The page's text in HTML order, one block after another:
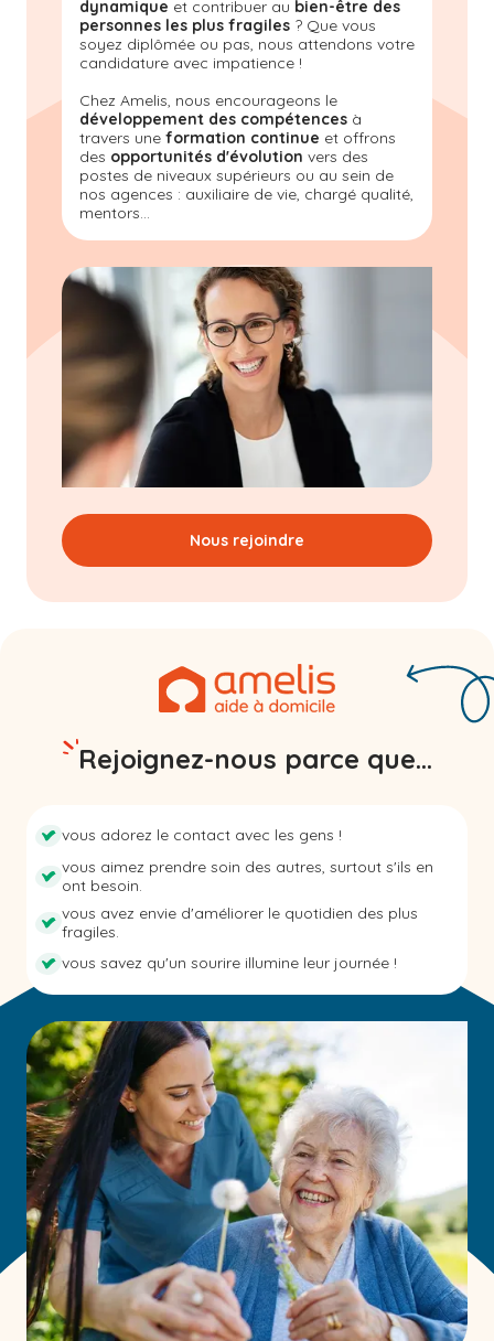
dynamique et contribuer au bien-être des
personnes les plus fragiles ? Que vous
soyez diplômée ou pas, nous attendons votre
candidature avec impatience !
Chez Amelis, nous encourageons le
développement des compétences à
travers une formation continue et offrons
des opportunités d'évolution vers des
postes de niveaux supérieurs ou au sein de
nos agences : auxiliaire de vie, chargé qualité,
mentors...
Nous rejoindre
Rejoignez-nous parce que...
vous adorez le contact avec les gens !
vous aimez prendre soin des autres, surtout s'ils en
ont besoin.
vous avez envie d'améliorer le quotidien des plus
fragiles.
vous savez qu'un sourire illumine leur journée !